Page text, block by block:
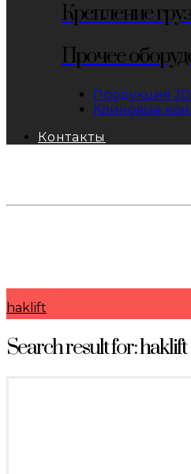
Крепление
Прочее
Продукция
Клиновые
Контакты
haklift
Search result for: haklift